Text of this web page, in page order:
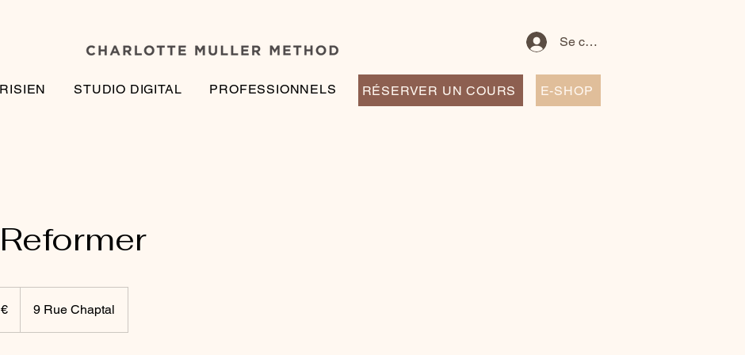
STUDIO DIGITAL PROFESSIONNELS
Se connecter
RÉSERVER UN COURS E-SHOP
9 Rue Chaptal